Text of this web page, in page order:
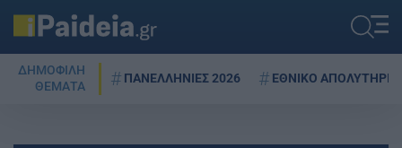
ΔΗΜΟΦΙΛΗ
ΘΕΜΑΤΑ
ΠΑΝΕΛΛΗΝΙΕΣ 2026 ΕΘΝΙΚΟ ΑΠΟΛΥΤΗΡΙΟ